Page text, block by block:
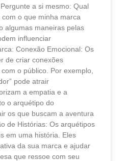
a si mesmo: Qual
o que minha marca
algumas maneiras pelas
influenciar
Conexão Emocional: Os
de criar conexões
o público. Por exemplo,
pode atrair
a empatia e a
o arquétipo do
os que buscam a aventura
de Histórias: Os arquétipos
em uma história. Eles
da sua marca e ajudar
que ressoe com seu